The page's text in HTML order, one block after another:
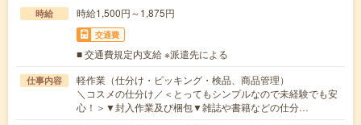
時給 時給1,500円～1,875円
交通費
■ 交通費規定内支給 ※派遣先による
仕事内容
軽作業（仕分け・ピッキング・検品、商品管理）
＼コスメの仕分け／＜とってもシンプルなので未経験でも安
心！＞▼封入作業及び梱包▼雑誌や書籍などの仕分…